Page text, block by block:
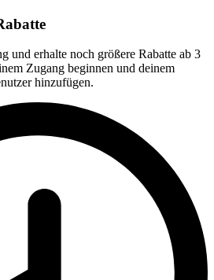
und erhalte noch größere Rabatte ab 3
Zugang beginnen und deinem
hinzufügen.